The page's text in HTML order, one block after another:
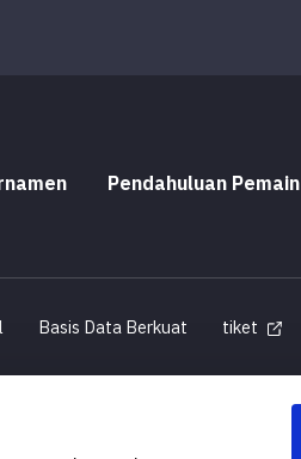
Pendahuluan Pemain
Basis Data Berkuat tiket